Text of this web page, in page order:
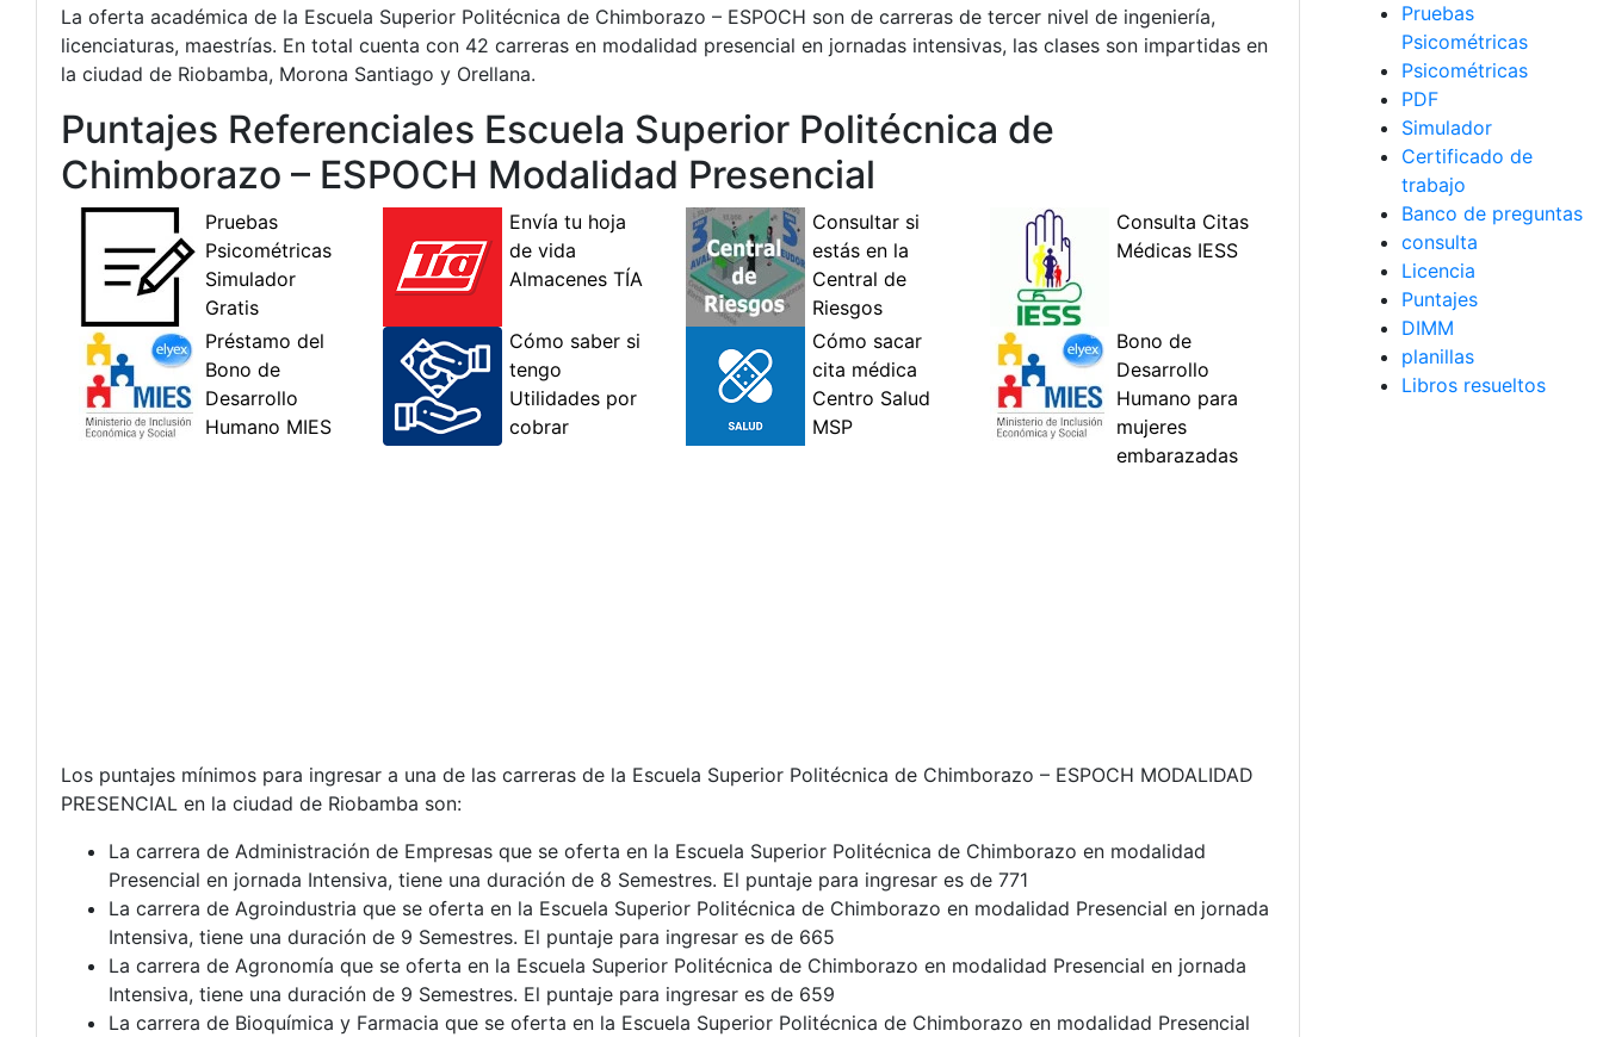
La oferta académica de la Escuela Superior Politécnica de Chimborazo – ESPOCH son de carreras de tercer nivel de ingeniería,
licenciaturas, maestrías. En total cuenta con 42 carreras en modalidad presencial en jornadas intensivas, las clases son impartidas en
la ciudad de Riobamba, Morona Santiago y Orellana.
Puntajes Referenciales Escuela Superior Politécnica de
Chimborazo – ESPOCH Modalidad Presencial
Los puntajes mínimos para ingresar a una de las carreras de la Escuela Superior Politécnica de Chimborazo – ESPOCH MODALIDAD
PRESENCIAL en la ciudad de Riobamba son:
La carrera de Administración de Empresas que se oferta en la Escuela Superior Politécnica de Chimborazo en modalidad
Presencial en jornada Intensiva, tiene una duración de 8 Semestres. El puntaje para ingresar es de 771
La carrera de Agroindustria que se oferta en la Escuela Superior Politécnica de Chimborazo en modalidad Presencial en jornada
Intensiva, tiene una duración de 9 Semestres. El puntaje para ingresar es de 665
La carrera de Agronomía que se oferta en la Escuela Superior Politécnica de Chimborazo en modalidad Presencial en jornada
Intensiva, tiene una duración de 9 Semestres. El puntaje para ingresar es de 659
La carrera de Bioquímica y Farmacia que se oferta en la Escuela Superior Politécnica de Chimborazo en modalidad Presencial
Pruebas
Psicométricas
Psicométricas
PDF
Simulador
Certificado de
trabajo
Banco de preguntas
consulta
Licencia
Puntajes
DIMM
planillas
Libros resueltos